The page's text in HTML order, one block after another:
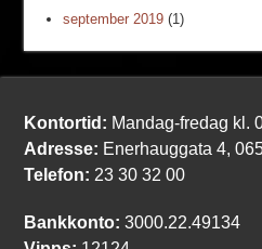
september 2019 (1)
Kontortid: Mandag-fredag kl.
Adresse: Enerhauggata 4,
Telefon: 23 30 32 00
Bankkonto: 3000.22.49134